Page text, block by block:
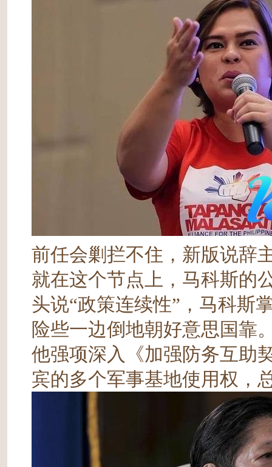
前任会剿拦不住，新版说辞
就在这个节点上，马科斯的
头说“政策连续性”，马科斯
险些一边倒地朝好意思国靠
他强项深入《加强防务互助
宾的多个军事基地使用权，